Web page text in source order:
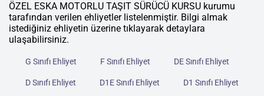
ÖZEL ESKA MOTORLU TAŞIT SÜRÜCÜ KURSU kurumu
tarafından verilen ehliyetler listelenmiştir. Bilgi almak
istediğiniz ehliyetin üzerine tıklayarak detaylara
ulaşabilirsiniz.
G Sınıfı Ehliyet F Sınıfı Ehliyet DE Sınıfı Ehliyet
D Sınıfı Ehliyet D1E Sınıfı Ehliyet D1 Sınıfı Ehliyet